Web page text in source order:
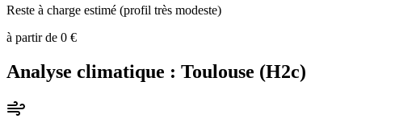
Reste à charge estimé (profil très modeste)
à partir de 0 €
Analyse climatique : Toulouse (H2c)